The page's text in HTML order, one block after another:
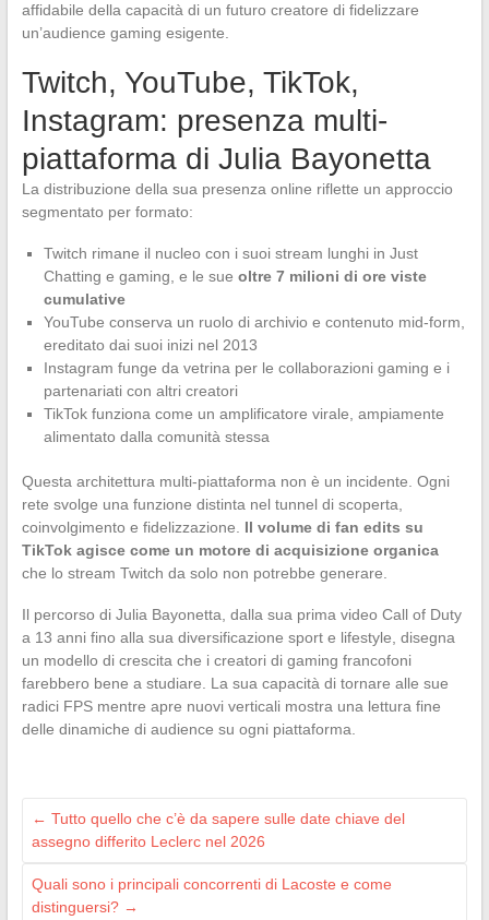
affidabile della capacità di un futuro creatore di fidelizzare
un’audience gaming esigente.
Twitch, YouTube, TikTok,
Instagram: presenza multi-
piattaforma di Julia Bayonetta
La distribuzione della sua presenza online riflette un approccio
segmentato per formato:
Twitch rimane il nucleo con i suoi stream lunghi in Just
Chatting e gaming, e le sue oltre 7 milioni di ore viste
cumulative
YouTube conserva un ruolo di archivio e contenuto mid-form,
ereditato dai suoi inizi nel 2013
Instagram funge da vetrina per le collaborazioni gaming e i
partenariati con altri creatori
TikTok funziona come un amplificatore virale, ampiamente
alimentato dalla comunità stessa
Questa architettura multi-piattaforma non è un incidente. Ogni
rete svolge una funzione distinta nel tunnel di scoperta,
coinvolgimento e fidelizzazione. Il volume di fan edits su
TikTok agisce come un motore di acquisizione organica
che lo stream Twitch da solo non potrebbe generare.
Il percorso di Julia Bayonetta, dalla sua prima video Call of Duty
a 13 anni fino alla sua diversificazione sport e lifestyle, disegna
un modello di crescita che i creatori di gaming francofoni
farebbero bene a studiare. La sua capacità di tornare alle sue
radici FPS mentre apre nuovi verticali mostra una lettura fine
delle dinamiche di audience su ogni piattaforma.
← Tutto quello che c’è da sapere sulle date chiave del
assegno differito Leclerc nel 2026
Quali sono i principali concorrenti di Lacoste e come
distinguersi? →